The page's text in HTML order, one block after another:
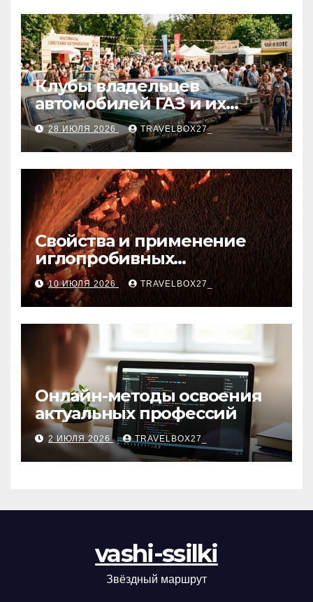
Клубы владельцев
автомобилей ГАЗ и их
мероприятия
28 ИЮЛЯ 2026 TRAVELBOX27_
Свойства и применение
иглопробивных
базальтовых огнеупорных
матов
10 ИЮЛЯ 2026 TRAVELBOX27_
Онлайн-методы освоения
актуальных профессий
2 ИЮЛЯ 2026 TRAVELBOX27_
vashi-ssilki
Звёздный маршрут